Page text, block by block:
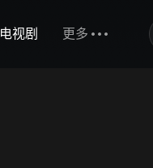
电视剧 更多